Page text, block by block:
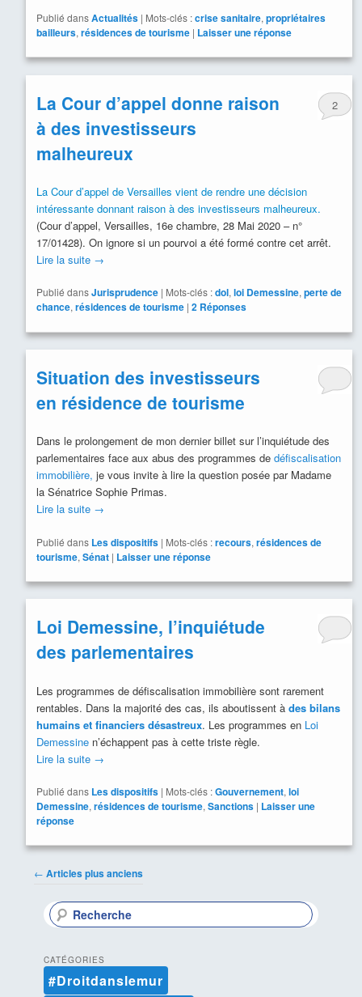
Publié dansActualités | Mots-clés :crise sanitaire, propriétaires
bailleurs, résidences de tourisme | Laisser une réponse
La Cour d’appel donne raison
à des investisseurs
malheureux
2
La Cour d’appel de Versailles vient de rendre une décision
intéressante donnant raison à des investisseurs malheureux.
(Cour d’appel, Versailles, 16e chambre, 28 Mai 2020 – n°
17/01428). On ignore si un pourvoi a été formé contre cet arrêt.
Lire la suite →
Publié dansJurisprudence | Mots-clés :dol, loi Demessine, perte de
chance, résidences de tourisme | 2Réponses
Situation des investisseurs
en résidence de tourisme
Dans le prolongement de mon dernier billet sur l’inquiétude des
parlementaires face aux abus des programmes de défiscalisation
immobilière, je vous invite à lire la question posée par Madame
la Sénatrice Sophie Primas.
Lire la suite →
Publié dans Les dispositifs | Mots-clés :recours, résidences de
tourisme, Sénat | Laisser une réponse
Loi Demessine, l’inquiétude
des parlementaires
Les programmes de défiscalisation immobilière sont rarement
rentables. Dans la majorité des cas, ils aboutissent à des bilans
humains et financiers désastreux. Les programmes en Loi
Demessinen’échappent pas à cette triste règle.
Lire la suite →
Publié dans Les dispositifs | Mots-clés :Gouvernement, loi
Demessine, résidences de tourisme, Sanctions | Laisser une
réponse
Navigation
articles
← Articles plus anciens
R
e
h
e
CATÉGORIES
#Droitdanslemur